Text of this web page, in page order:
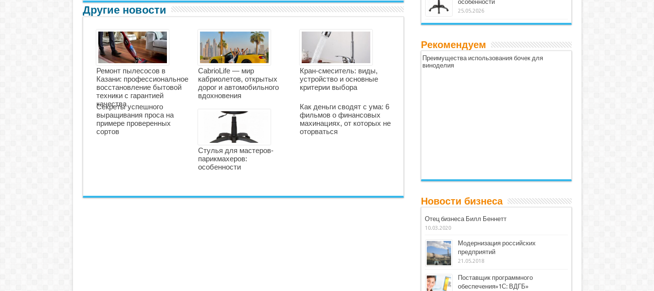
Другие новости
Ремонт пылесосов в
Казани: профессиональное
восстановление бытовой
техники с гарантией
качества
CabrioLife — мир
кабриолетов, открытых
дорог и автомобильного
вдохновения
Кран-смеситель: виды,
устройство и основные
критерии выбора
Секреты успешного
выращивания проса на
примере проверенных
сортов
Стулья для мастеров-
парикмахеров:
особенности
Как деньги сводят с ума: 6
фильмов о финансовых
махинациях, от которых не
оторваться
особенности
25.05.2026
Рекомендуем
Преимущества использования бочек для
виноделия
Новости бизнеса
Отец бизнеса Билл Беннетт
10.03.2020
Модернизация российских
предприятий
21.05.2018
Поставщик программного
обеспечения»1С: ВДГБ»